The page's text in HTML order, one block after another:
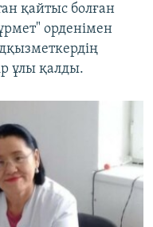
қайтыс болған
орденімен
ұлы қалды.